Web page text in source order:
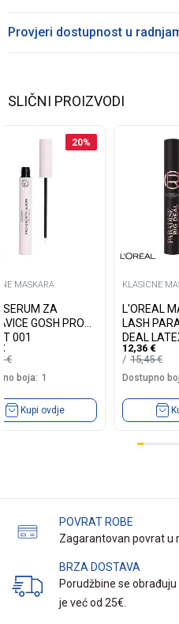
Provjeri dostupnost u
SLIČNI PROIZVODI
20%
MASKARA
SERUM ZA
GOSH PRO
001
€
€
boja: 1
Kupi ovdje
KLASICNE
L'OREAL
LASH
DEAL
12,36 €
15,45€
Dostupno
POVRAT ROBE
Zagarantovan povrat u
BRZA DOSTAVA
Porudžbine se
je već od 25€.